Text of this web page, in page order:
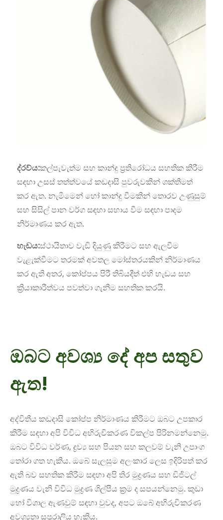
ද්රව්ය:කල්පැවැත්ම සහ කාන්දු ප්‍රතිරෝධය සහතික කිරීම
සඳහා උසස් තත්ත්වයේ කඩදාසි පුවරුවකින් ශක්තිමත්
කර ඇත. නැමීමෙන් හෝ කාන්දු වීමකින් තොරව උණුසුම්
සහ සිසිල් පාන වර්ග සඳහා සහාය වීම සඳහා පාදම
නිර්මාණය කර ඇත.
හැඩය:ස්ථායිතාව වැඩි දියුණු කිරීමට සහ ඇලවීම
වැළැක්වීමට තරමක් අවතල මෝස්තරයකින් නිර්මාණය
කර ඇති අතර, කෝප්පය පිරී තිබියදීත් එහි හැඩය සහ
ක්‍රියාකාරීත්වය පවත්වා ගැනීම සහතික කරයි.
ඔබට අවශ්‍ය දේ අප සතුව
ඇත!
අද්විතීය කඩදාසි කෝප්ප නිර්මාණය කිරීමට ඔබට උපකාර
කිරීම සඳහා අපි විවිධ අභිරුචිකරණ විකල්ප පිරිනමන්නෙමු.
ඔබට විවිධ වර්ණ, ද්‍රව්‍ය සහ පියන සහ කලවම් වැනි උපාංග
තෝරා ගත හැකිය. ඔබේ සැලසුම අලංකාර ලෙස ඉදිරිපත් කර
ඇති බව සහතික කිරීම සඳහා අපි තිර මුද්‍රණය සහ ඩිජිටල්
මුද්‍රණය වැනි විවිධ මුද්‍රණ ශිල්පීය ක්‍රම ද සපයන්නෙමු. කුඩා
හෝ විශාල ඇණවුම් සඳහා වුවද, අපට ඔබේ අභිරුචිකරණ
අවශ්‍යතා සපුරාලිය හැකිය.